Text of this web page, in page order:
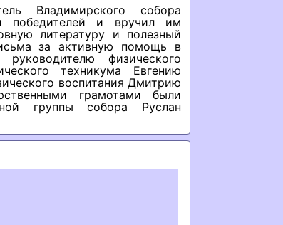
Владимирского собора
победителей и вручил им
литературу и полезный
за активную помощь в
физического
техникума Евгению
воспитания Дмитрию
грамотами были
группы собора Руслан